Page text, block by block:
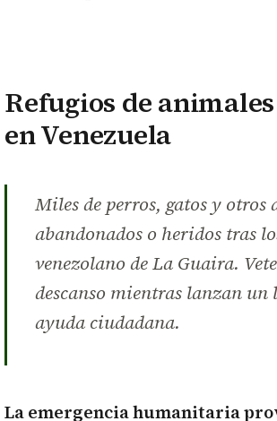
Refugios de
en Venezuela
Miles de perros, gatos y otros
abandonados o heridos tras
venezolano de La Guaira.
descanso mientras lanzan
ayuda ciudadana.
La emergencia humanitaria